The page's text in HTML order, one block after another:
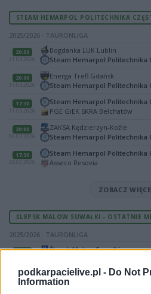
podkarpacielive.pl - Do Not
Information
STEAM HEMARPOL POLITECHNIKA
2025/2026 · TAURONLIGA
20:00
Bogdanka LUK Lublin
Steam Hemarpol Politechnika
20:00
14.03.2026
Energa Trefl Gdańsk
Steam Hemarpol Politechnika
17:30
Steam Hemarpol Politechnika
PGE GiEK SKRA Bełchatów
20:00
ZAKSA Kędzierzyn-Koźle
Steam Hemarpol Politechnika
17:30
Steam Hemarpol Politechnika
Asseco Resovia
ZOBACZ
ŚLEPSK MALOW SUWAŁKI - OSTATNIE
2025/2026 · TAURONLIGA
14:45
Ślepsk Malow Suwałki
20:00
24.02.2026
Ślepsk Malow Suwałki
Aluron CMC Warta Zawiercie